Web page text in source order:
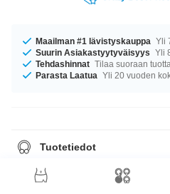
Maailman #1 lävistyskauppa Yli
Suurin Asiakastyytyväisyys Yli
Tehdashinnat Tilaa suoraan
Parasta Laatua Yli 20 vuoden
Tuotetiedot
Saatavana halkaisijoilla 4 mm ja 26
värivaihtoehtoja, kuten Musta tai